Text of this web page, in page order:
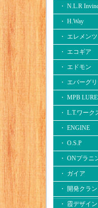
・ N.L.R
・ H.Way
・ エレメンツ
・ エコギア
・ エドモン
・ エバーグ
・ MPB
・ L.T.ワーク
・ ENGINE
・ O.S.P
・ ONプラニ
・ ガイア
・ 開発クラ
・ 霞デザイン